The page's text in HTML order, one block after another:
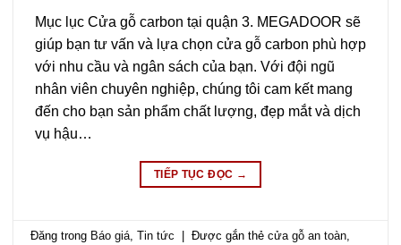
Mục lục Cửa gỗ carbon tại quận 3. MEGADOOR sẽ
giúp bạn tư vấn và lựa chọn cửa gỗ carbon phù hợp
với nhu cầu và ngân sách của bạn. Với đội ngũ
nhân viên chuyên nghiệp, chúng tôi cam kết mang
đến cho bạn sản phẩm chất lượng, đẹp mắt và dịch
vụ hậu…
TIẾP TỤC ĐỌC →
Đăng trong Báo giá ,Tin tức | Được gắn thẻcửa gỗ an toàn